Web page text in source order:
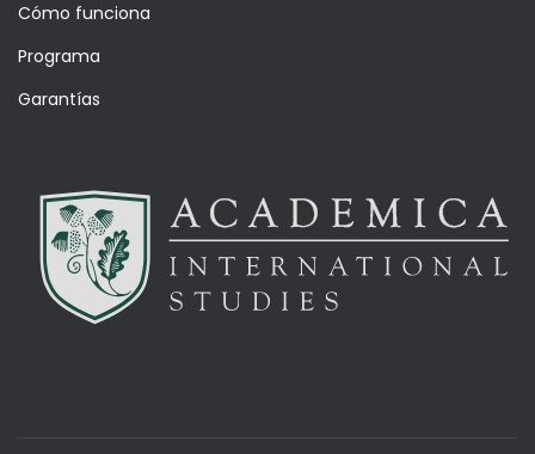
Cómo funciona
Programa
Garantías